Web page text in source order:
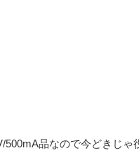
品なので今どきじゃ